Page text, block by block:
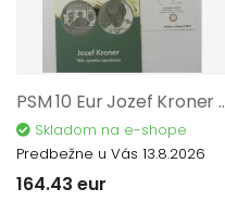
PSM 10 Eur Jozef Kroner 100.
Skladom na e-shope
Predbežne u Vás 13.8.2026
164.43 eur